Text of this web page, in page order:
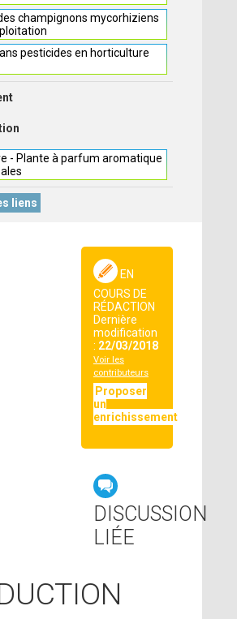
champignons mycorhiziens
pesticides en horticulture
- Plante à parfum aromatique
liens
EN
COURS DE
RÉDACTION
Dernière
modification
: 22/03/2018
Voir les
contributeurs
Proposer
un
enrichissement
DISCUSSION
LIÉE